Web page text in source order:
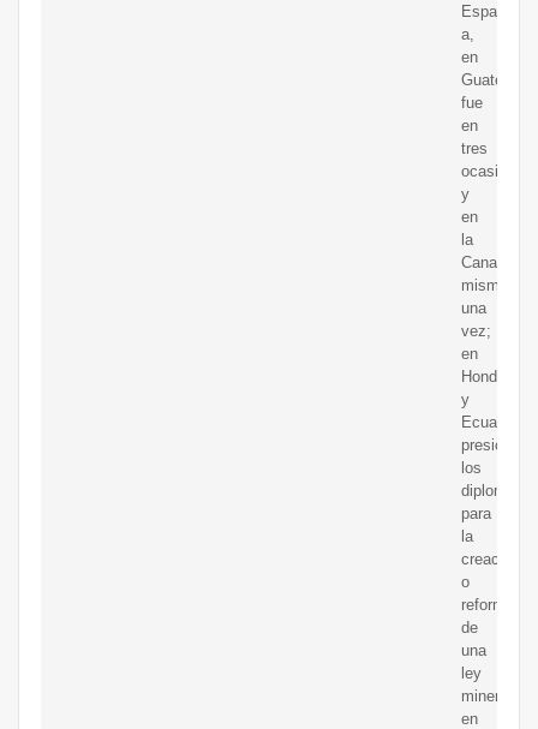
Espa?
a,
en
Guatemala
fue
en
tres
ocasiones,
y
en
la
Canadá
misma
una
vez;
en
Honduras
y
Ecuador
los
para
la
creación
o
reformas
de
una
ley
minera;
en